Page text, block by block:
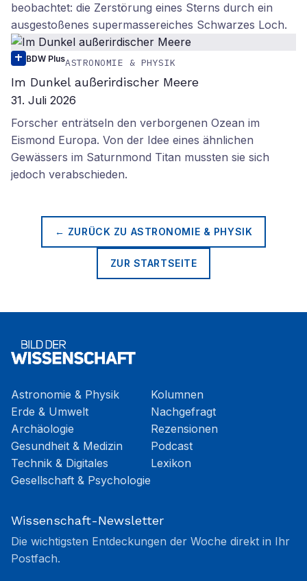
beobachtet: die Zerstörung eines Sterns durch ein
ausgestoßenes supermassereiches Schwarzes Loch.
BDW PlusASTRONOMIE & PHYSIK
Im Dunkel außerirdischer Meere
31. Juli 2026
Forscher enträtseln den verborgenen Ozean im
Eismond Europa. Von der Idee eines ähnlichen
Gewässers im Saturnmond Titan mussten sie sich
jedoch verabschieden.
← ZURÜCK ZU ASTRONOMIE & PHYSIK
ZUR STARTSEITE
Astronomie & Physik
Erde & Umwelt
Archäologie
Gesundheit & Medizin
Technik & Digitales
Gesellschaft & Psychologie
Kolumnen
Nachgefragt
Rezensionen
Podcast
Lexikon
Wissenschaft-Newsletter
Die wichtigsten Entdeckungen der Woche direkt in Ihr
Postfach.